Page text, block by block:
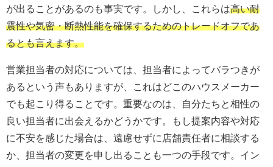
が出ることがあるのも事実です。しかし、これらは高い耐
震性や気密・断熱性能を確保するためのトレードオフであ
るとも言えます。
営業担当者の対応については、担当者によってバラつきが
あるという声もありますが、これはどこのハウスメーカー
でも起こり得ることです。重要なのは、自分たちと相性の
良い担当者に出会えるかどうかです。もし提案内容や対応
に不安を感じた場合は、遠慮せずに店舗責任者に相談する
か、担当者の変更を申し出ることも一つの手段です。イン